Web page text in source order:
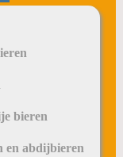
bieren
en abdijbieren